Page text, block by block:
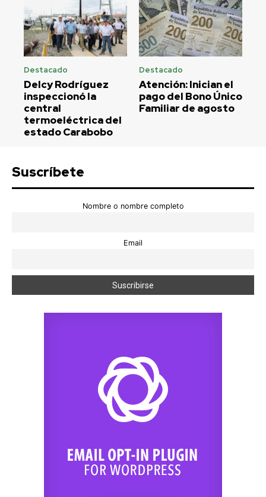
Destacado
Delcy Rodríguez
inspeccionó la
central
termoeléctrica del
estado Carabobo
Destacado
Atención: Inician el
pago del Bono Único
Familiar de agosto
Suscríbete
Nombre o nombre completo
Email